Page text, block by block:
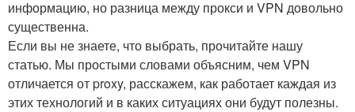
информацию, но разница между прокси и VPN довольно
существенна.
Если вы не знаете, что выбрать, прочитайте нашу
статью. Мы простыми словами объясним, чем VPN
отличается от proxy, расскажем, как работает каждая из
этих технологий и в каких ситуациях они будут полезны.